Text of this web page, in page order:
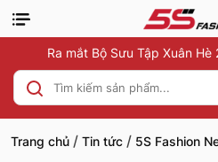
Ra mắt Bộ Sưu Tập Xuân
Trang chủ / Tin tức / 5S Fashion